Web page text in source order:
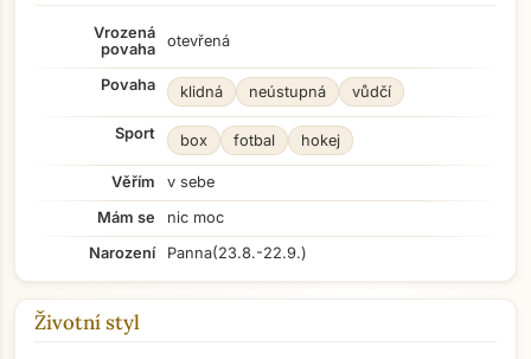
Vrozená
povaha
otevřená
Povaha klidná neústupná vůdčí
Sport box fotbal hokej
Věřím
v sebe
Mám se
nic moc
Narození
Panna(23.8.-22.9.)
Životní styl